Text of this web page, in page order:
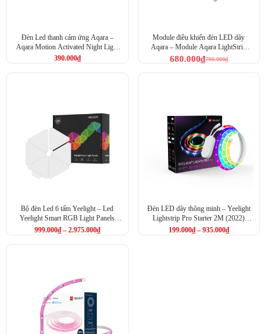
Đèn Led thanh cảm ứng Aqara –
Aqara Motion Activated Night Light
(GYXYD11LM)
390.000₫
Module điều khiển đèn LED dây
Aqara – Module Aqara LightStrip
Driver790.000₫
680.000₫
Bộ đèn Led 6 tấm Yeelight – Led
Yeelight Smart RGB Light Panels
Starter Kit 6P
999.000₫ – 2.975.000₫
Đèn LED dây thông minh – Yeelight
Lightstrip Pro Starter 2M (2022)
(YLDD005)
199.000₫ – 935.000₫